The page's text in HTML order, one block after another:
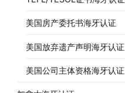
美国房产委托书海牙认证
美国放弃遗产声明海牙认证
美国公司主体资格海牙认证